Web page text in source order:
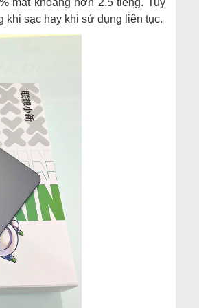
mất khoảng hơn 2.5 tiếng. Tuy
khi sạc hay khi sử dụng liên tục.